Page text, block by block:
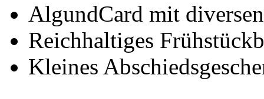
AlgundCard mit
Reichhaltiges
Kleines